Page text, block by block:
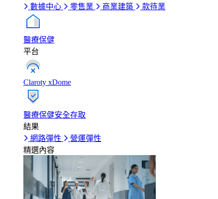
數據中心
零售業 商業建築 款待業
醫療保健
平台
Claroty xDome
醫療保健安全存取
結果
網路彈性
營運彈性
精選內容